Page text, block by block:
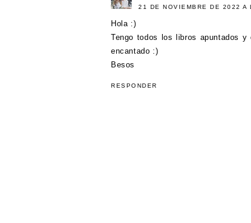
21 DE NOVIEMBRE DE 2022 A
Hola :)
Tengo todos los libros apuntados
encantado :)
Besos
RESPONDER